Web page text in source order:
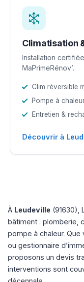
Climatisation
Installation
MaPrimeRénov’.
Clim réversible
Pompe à
Entretien &
Découvrir à
À Leudeville (91630),
bâtiment : plomberie,
pompe à chaleur.
ou gestionnaire
proposons un devis
interventions sont